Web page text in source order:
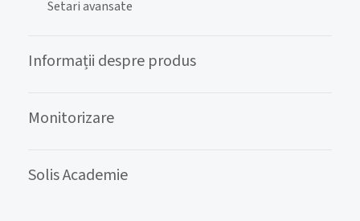
Setari avansate
Informații despre produs
Monitorizare
Solis Academie